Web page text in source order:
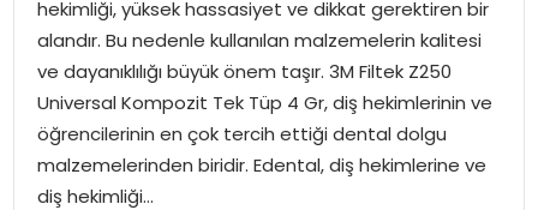
TEKNOLOJI
SAĞLIK
MAGAZIN
hekimliği, yüksek hassasiyet ve dikkat gerektiren bir
alandır. Bu nedenle kullanılan malzemelerin kalitesi
ve dayanıklılığı büyük önem taşır. 3M Filtek Z250
Universal Kompozit Tek Tüp 4 Gr, diş hekimlerinin ve
öğrencilerinin en çok tercih ettiği dental dolgu
malzemelerinden biridir. Edental, diş hekimlerine ve
diş hekimliği…